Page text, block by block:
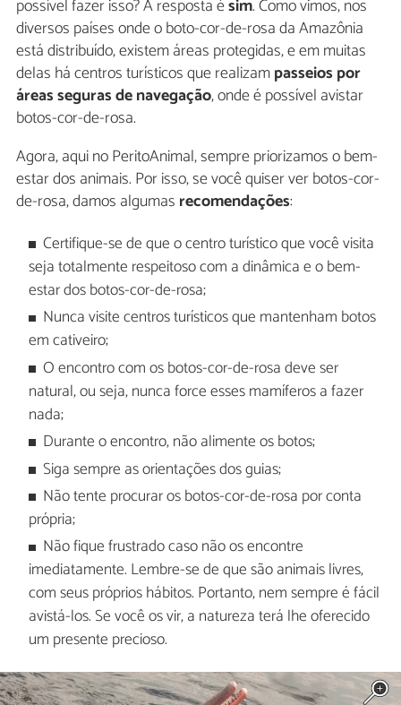
possível fazer isso? A resposta ésim. Como vimos, nos
diversos países onde o boto-cor-de-rosa da Amazônia
está distribuído, existem áreas protegidas, e em muitas
delas há centros turísticos que realizampasseios por
áreas seguras de navegação, onde é possível avistar
botos-cor-de-rosa.
Agora, aqui no PeritoAnimal, sempre priorizamos o bem-
estar dos animais. Por isso, se você quiser ver botos-cor-
de-rosa, damos algumas recomendações:
Certifique-se de que o centro turístico que você visita
seja totalmente respeitoso com a dinâmica e o bem-
estar dos botos-cor-de-rosa;
Nunca visite centros turísticos que mantenham botos
em cativeiro;
O encontro com os botos-cor-de-rosa deve ser
natural, ou seja, nunca force esses mamíferos a fazer
nada;
Durante o encontro, não alimente os botos;
Siga sempre as orientações dos guias;
Não tente procurar os botos-cor-de-rosa por conta
própria;
Não fique frustrado caso não os encontre
imediatamente. Lembre-se de que são animais livres,
com seus próprios hábitos. Portanto, nem sempre é fácil
avistá-los. Se você os vir, a natureza terá lhe oferecido
um presente precioso.